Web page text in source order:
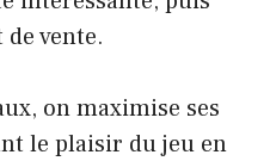
vente.
on maximise ses
le plaisir du jeu en